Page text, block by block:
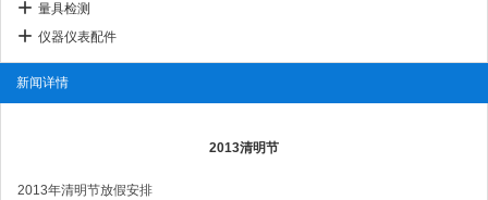
量具检测
仪器仪表配件
新闻详情
2013清明节
2013年清明节放假安排